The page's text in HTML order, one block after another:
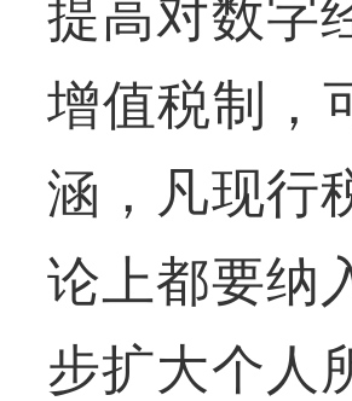
提高对数字
增值税制，
涵，凡现行
论上都要纳
步扩大个人